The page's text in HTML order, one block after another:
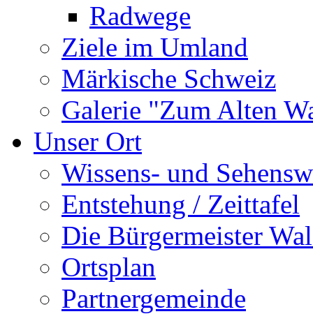
Radwege
Ziele im Umland
Märkische Schweiz
Galerie "Zum Alten
Unser Ort
Wissens- und
Entstehung / Zeittafel
Die Bürgermeister
Ortsplan
Partnergemeinde